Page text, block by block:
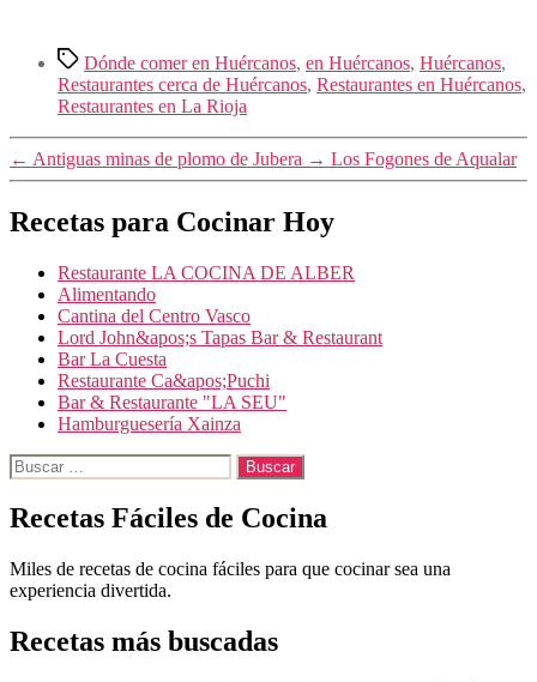
Etiquetas
Dónde comer en Huércanos, en Huércanos, Huércanos,
Restaurantes cerca de Huércanos, Restaurantes en Huércanos,
Restaurantes en La Rioja
← Antiguas minas de plomo de Jubera → Los Fogones de Aqualar
Recetas para Cocinar Hoy
Restaurante LA COCINA DE ALBER
Alimentando
Cantina del Centro Vasco
Lord John&apos;s Tapas Bar & Restaurant
Bar La Cuesta
Restaurante Ca&apos;Puchi
Bar & Restaurante "LA SEU"
Hamburguesería Xainza
Buscar:
Recetas Fáciles de Cocina
Miles de recetas de cocina fáciles para que cocinar sea una
experiencia divertida.
Recetas más buscadas